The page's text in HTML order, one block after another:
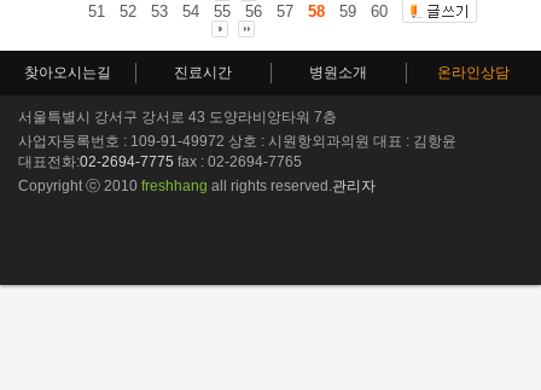
51 52 53 54 55 56 57 58 59 60
찾아오시는길 진료시간 병원소개 온라인상담
서울특별시 강서구 강서로 43 도양라비앙타워 7층
사업자등록번호 : 109-91-49972 상호 : 시원항외과의원 대표 : 김항윤
대표전화:02-2694-7775 fax : 02-2694-7765
Copyright ⓒ 2010 freshhang all rights reserved. 관리자